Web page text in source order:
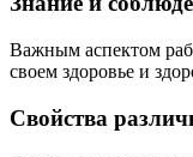
Важным аспектом
своем здоровье и
Свойства